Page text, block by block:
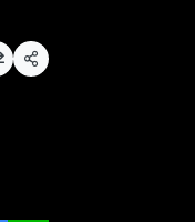
แชร์